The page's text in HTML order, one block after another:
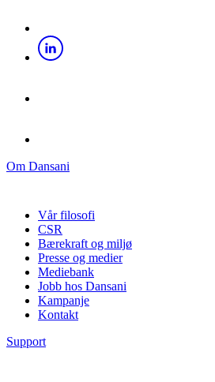
Om Dansani
Vår filosofi
CSR
Bærekraft og miljø
Presse og medier
Mediebank
Jobb hos Dansani
Kampanje
Kontakt
Support